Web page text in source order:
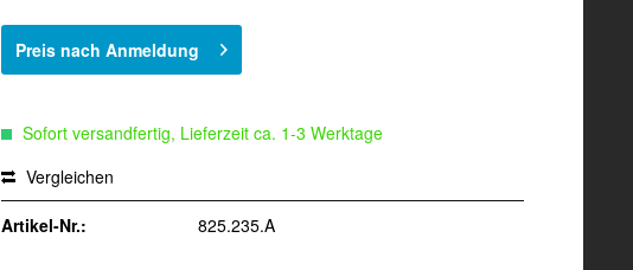
Preis nach Anmeldung
Sofort versandfertig, Lieferzeit ca. 1-3 Werktage
Vergleichen
Artikel-Nr.: 825.235.A